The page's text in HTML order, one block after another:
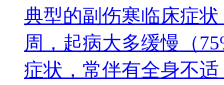
典型的副伤寒临床症
周，起病大多缓慢（
症状，常伴有全身不